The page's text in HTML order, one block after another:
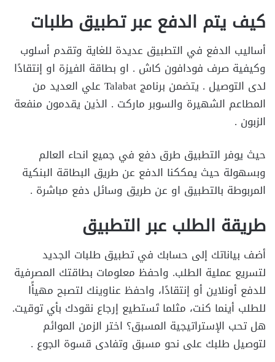
كيف يتم الدفع عبر تطبيق طلبات
أساليب الدفع في التطبيق عديدة للغاية وتقدم أسلوب
وكيفية صرف فودافون كاش . او بطاقة الفيزة او إنتقادًا
لدى التوصيل . يتضمن برنامج Talabat علي العديد من
المطاعم الشهيرة والسوبر ماركت . الذين يقدمون منفعة
الزبون .
حيث يوفر التطبيق طرق دفع في جميع انحاء العالم
وبسهولة حيث يمككنا الدفع عن طريق البطاقة البنكية
المربوطة بالتطبيق او عن طريق وسائل دفع مباشرة .
طريقة الطلب عبر التطبيق
أضف بياناتك إلى حسابك في تطبيق طلبات الجديد
لتسريع عملية الطلب. واحفظ معلومات بطاقتك المصرفية
للدفع أونلاين أو إنتقادًا، واحفظ عناوينك لتصبح مهيأًا
للطلب أينما كنت، مثلما تَستطيع إرجاع نقودك بأي توقيت.
هل تحب الإستراتيجية المسبق؟ اختر الزمن الموائم
لتوصيل طلبك على نحو مسبق وتفادى قسوة الجوع .